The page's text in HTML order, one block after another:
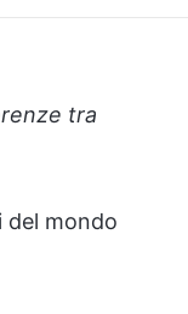
tra
del mondo